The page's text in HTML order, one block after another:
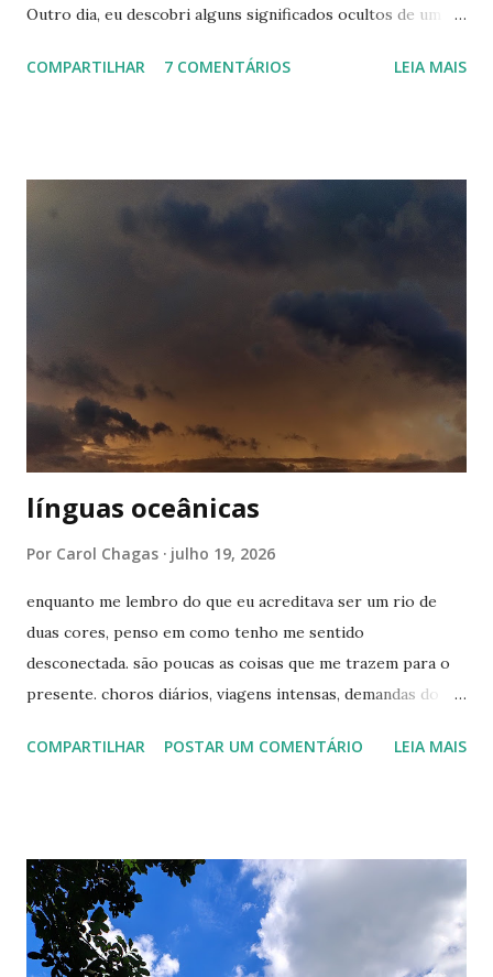
Outro dia, eu descobri alguns significados ocultos de um
outros. Veja abaixo. 7 Monstrinhos O desenho era exibido
mesmo. De acordo com algumas teorias, os 7 monstrinhos
representariam a visão dos alemães sobre os judeus. Eles
eram vistos como monstros, possuíam o nariz bem grande,
e olha só que coincidência: No campo de concentração,
eram identificados por Números. Um dos personagens
usava um pijama listrado bem idêntico ao uniforme que os
judeus que eram presos tinham que usar, e eles também
moravam no sótão (local onde os judeus se escondiam).
Bob Esponja Para o ...
COMPARTILHAR 7 COMENTÁRIOS LEIA MAIS
línguas oceânicas
Por Carol Chagas julho 19, 2026
enquanto me lembro do que eu acreditava ser um rio de
duas cores, penso em como tenho me sentido
desconectada. são poucas as coisas que me trazem para o
presente. choros diários, viagens intensas, demandas do
(como agora). não faço ideia de qual caminho devo seguir,
fim de semana e me imagino querendo te encontrar. faço
planos mentais e crio um pequeno castelo visual, mas me
desfaço da imagem logo em seguida. você está mais perto
do que antes, mas ainda sinto sua falta. agora parece não
COMPARTILHAR POSTAR UM COMENTÁRIO LEIA MAIS